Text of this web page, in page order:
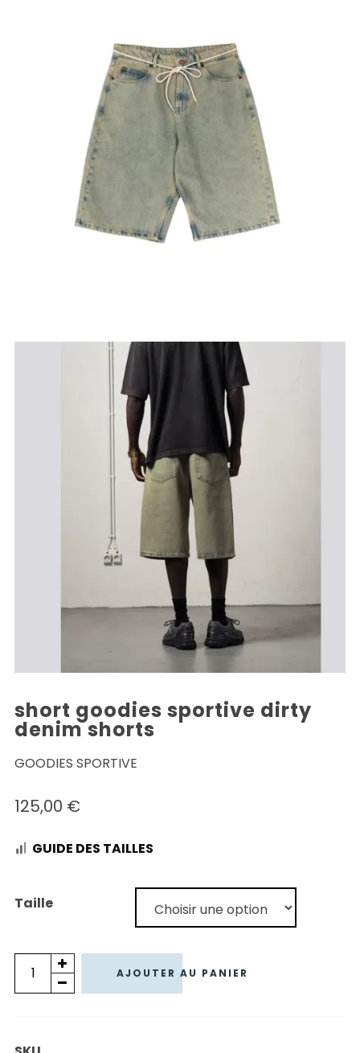
short goodies sportive dirty
denim shorts
GOODIES SPORTIVE
125,00 €
GUIDE DES TAILLES
Taille
quantité
de
AJOUTER AU PANIER